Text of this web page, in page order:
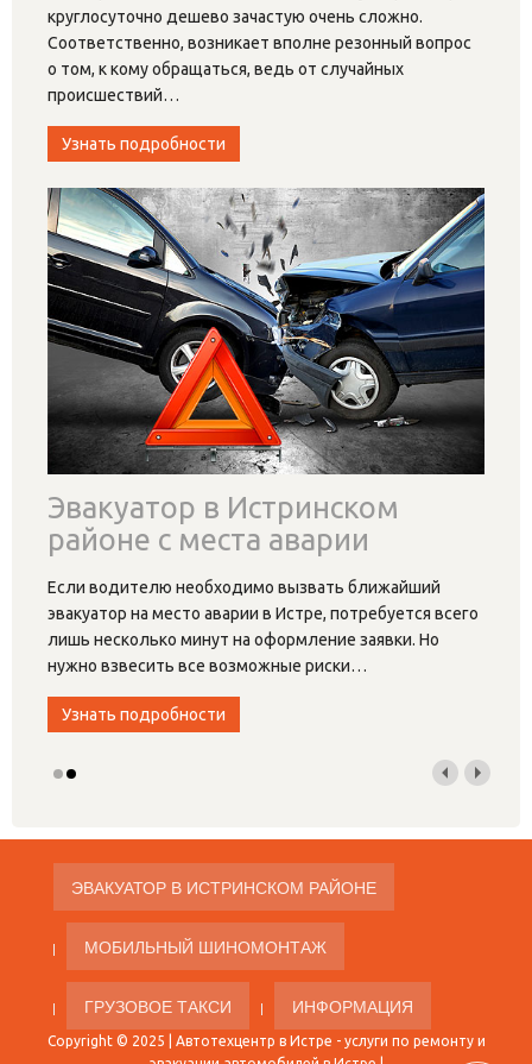
круглосуточно дешево зачастую очень сложно.
Соответственно, возникает вполне резонный вопрос
о том, к кому обращаться, ведь от случайных
происшествий…
Узнать подробности
Эвакуатор в Истринском
районе с места аварии
Если водителю необходимо вызвать ближайший
эвакуатор на место аварии в Истре, потребуется всего
лишь несколько минут на оформление заявки. Но
нужно взвесить все возможные риски…
Узнать подробности
ЭВАКУАТОР В ИСТРИНСКОМ РАЙОНЕ
МОБИЛЬНЫЙ ШИНОМОНТАЖ
ГРУЗОВОЕ ТАКСИ ИНФОРМАЦИЯ
Copyright © 2025 | Автотехцентр в Истре - услуги по ремонту и